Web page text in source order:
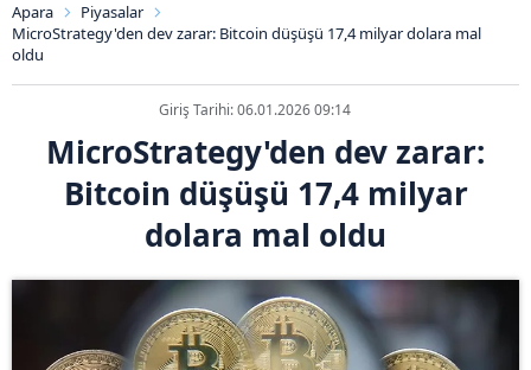
Apara
Piyasalar
MicroStrategy'den dev zarar: Bitcoin düşüşü 17,4 milyar dolara mal
oldu
Giriş Tarihi: 06.01.2026 09:14
MicroStrategy'den dev zarar:
Bitcoin düşüşü 17,4 milyar
dolara mal oldu